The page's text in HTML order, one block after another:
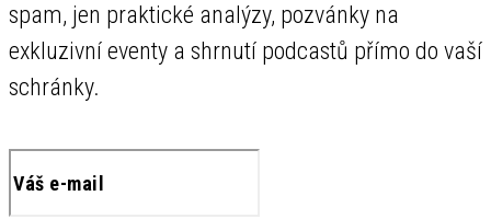
spam, jen praktické analýzy, pozvánky na
exkluzivní eventy a shrnutí podcastů přímo do vaší
schránky.